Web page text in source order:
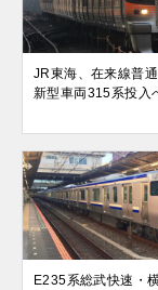
JR東海、在来線普
新型車両315系投入
E235系総武快速・